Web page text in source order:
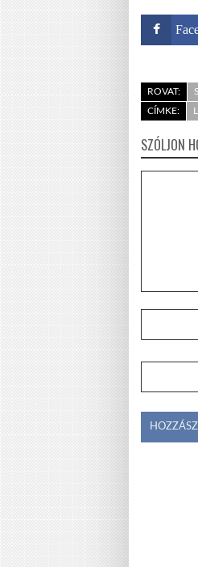
ROVAT:
CÍMKE:
SZÓLJON